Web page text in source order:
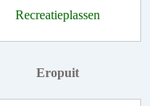
Recreatieplassen
Eropuit